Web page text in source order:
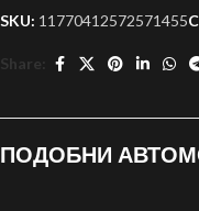
SKU: 11770412572571455
Share:
ПОДОБНИ